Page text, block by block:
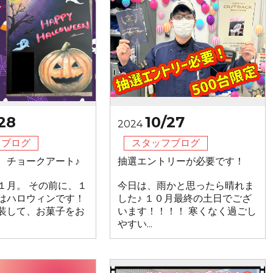
ログ
ョークアート♪
月。 その前に、１
ハロウィンです！
して、お菓子をお
202410/27
スタッフブログ
抽選エントリーが必要です！
今日は、雨かと思ったら晴れま
した♪ １０月最終の土日でござ
います！！！！ 寒くなく過ごし
やすい...